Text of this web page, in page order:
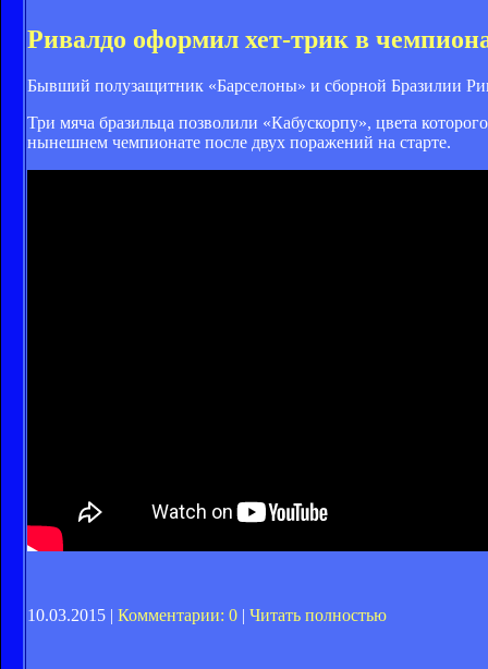
Ривалдо оформил хет-трик в
Бывший полузащитник «Барселоны» и сборной Бразилии
Три мяча бразильца позволили «Кабускорпу», цвета
нынешнем чемпионате после двух поражений на старте.
10.03.2015 | Комментарии: 0 | Читать полностью